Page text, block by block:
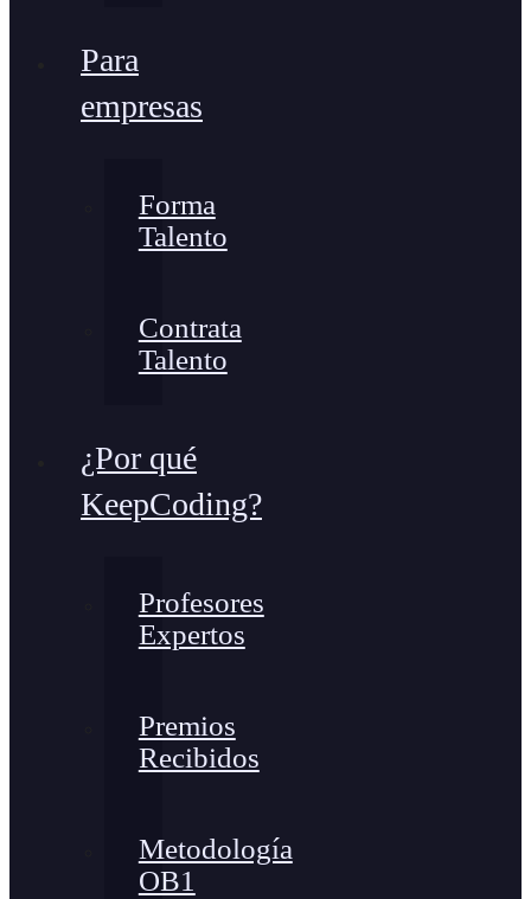
Para
empresas
Forma
Talento
Contrata
Talento
¿Por qué
KeepCoding?
Profesores
Expertos
Premios
Recibidos
Metodología
OB1